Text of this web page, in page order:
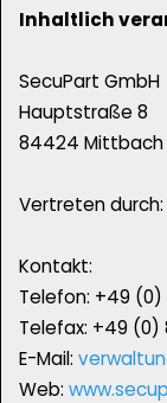
Inhaltlich
SecuPart GmbH
Hauptstraße 8
84424 Mittbach
Vertreten
Kontakt:
Telefon: +49 (0)
Telefax: +49 (0)
E-Mail:
Web: